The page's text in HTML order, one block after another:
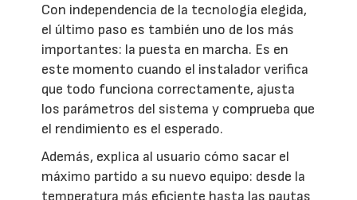
Con independencia de la tecnología elegida,
el último paso es también uno de los más
importantes: la puesta en marcha. Es en
este momento cuando el instalador verifica
que todo funciona correctamente, ajusta
los parámetros del sistema y comprueba que
el rendimiento es el esperado.
Además, explica al usuario cómo sacar el
máximo partido a su nuevo equipo: desde la
temperatura más eficiente hasta las pautas